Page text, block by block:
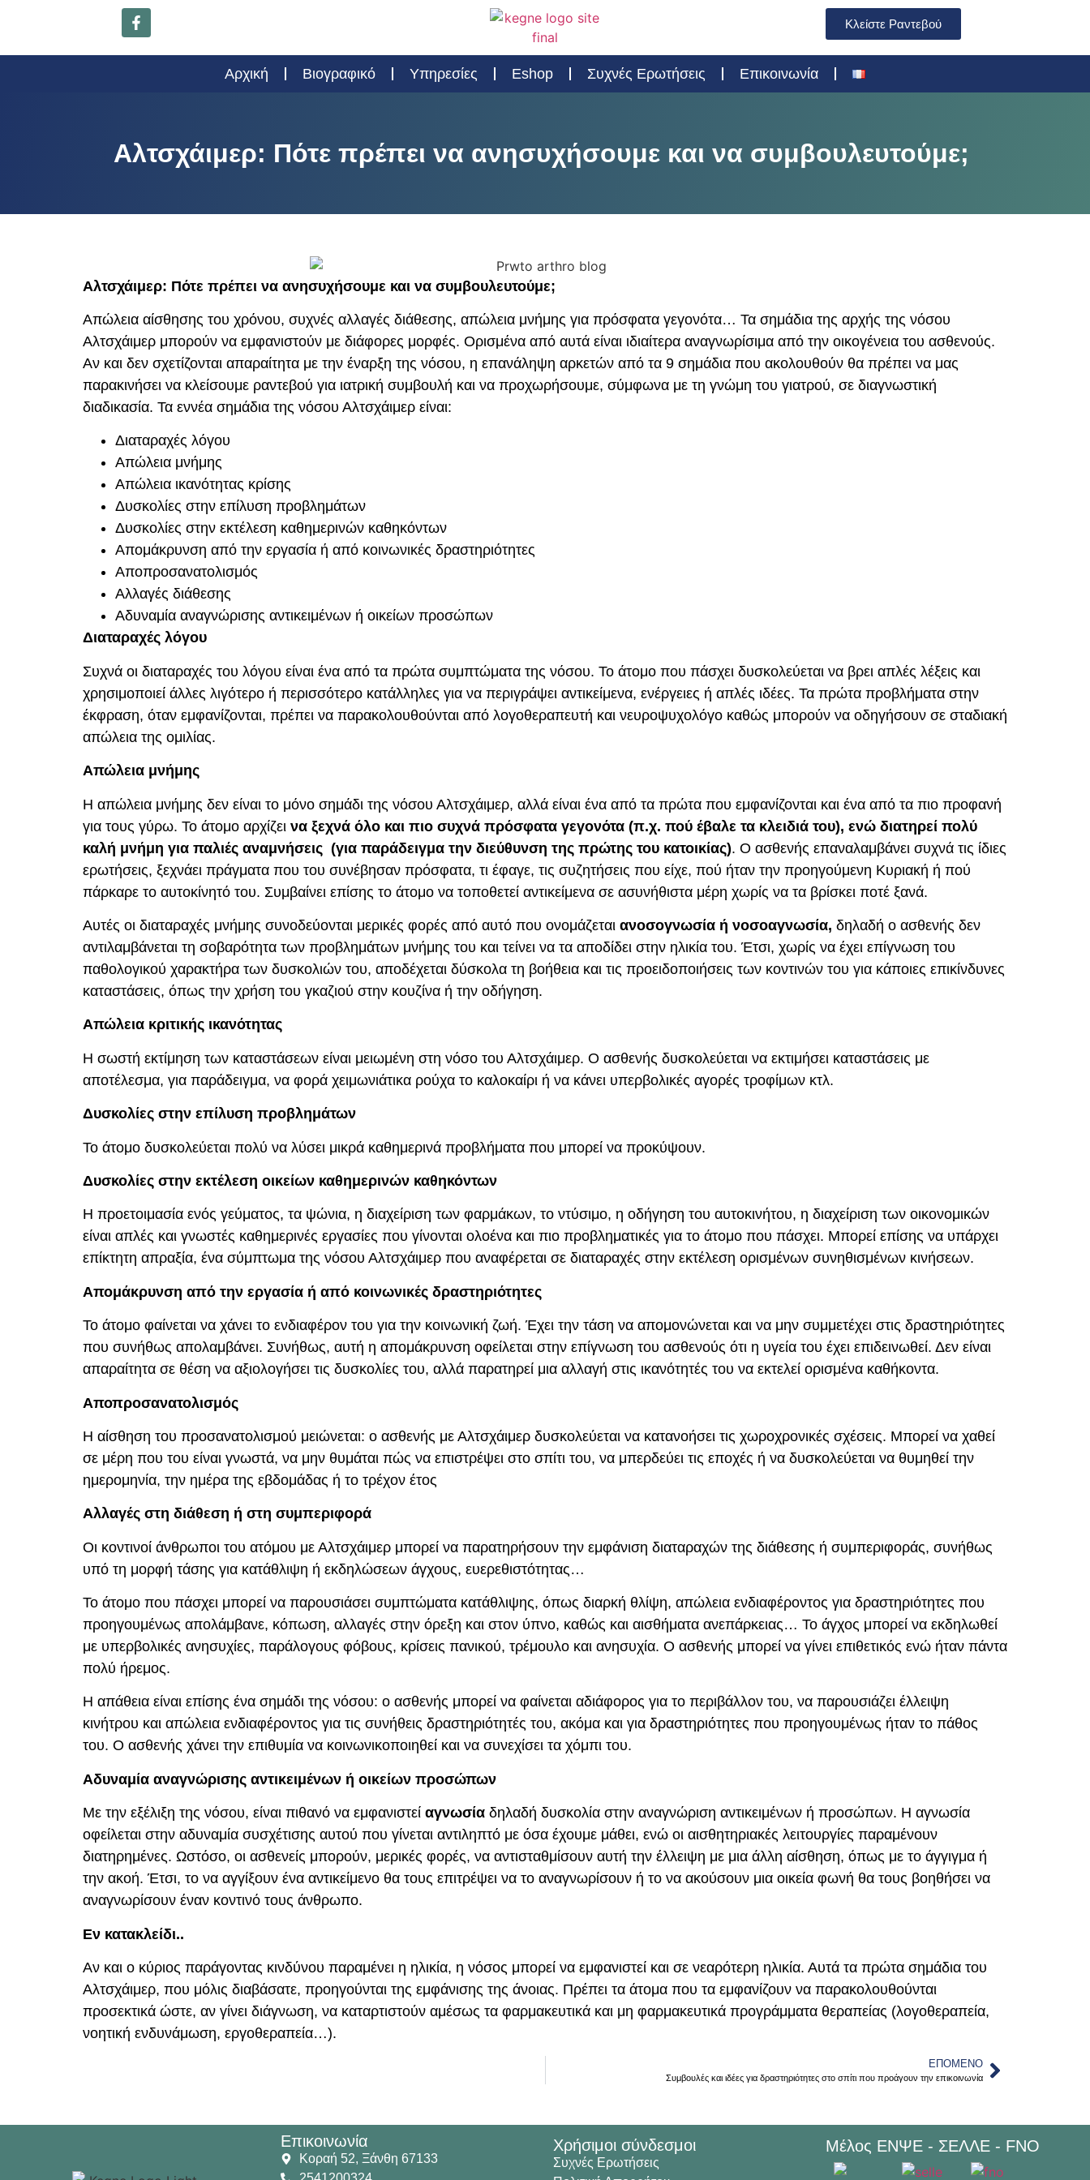
Κλείστε Ραντεβού
Αρχική Βιογραφικό Υπηρεσίες Eshop Συχνές Ερωτήσεις Επικοινωνία
Αλτσχάιμερ: Πότε πρέπει να ανησυχήσουμε και να συμβουλευτούμε;
Αλτσχάιμερ: Πότε πρέπει να ανησυχήσουμε και να συμβουλευτούμε;
Απώλεια αίσθησης του χρόνου, συχνές αλλαγές διάθεσης, απώλεια μνήμης για πρόσφατα γεγονότα… Τα σημάδια της αρχής της νόσου
Αλτσχάιμερ μπορούν να εμφανιστούν με διάφορες μορφές. Ορισμένα από αυτά είναι ιδιαίτερα αναγνωρίσιμα από την οικογένεια του ασθενούς.
Αν και δεν σχετίζονται απαραίτητα με την έναρξη της νόσου, η επανάληψη αρκετών από τα 9 σημάδια που ακολουθούν θα πρέπει να μας
παρακινήσει να κλείσουμε ραντεβού για ιατρική συμβουλή και να προχωρήσουμε, σύμφωνα με τη γνώμη του γιατρού, σε διαγνωστική
διαδικασία. Τα εννέα σημάδια της νόσου Αλτσχάιμερ είναι:
Διαταραχές λόγου
Απώλεια μνήμης
Απώλεια ικανότητας κρίσης
Δυσκολίες στην επίλυση προβλημάτων
Δυσκολίες στην εκτέλεση καθημερινών καθηκόντων
Απομάκρυνση από την εργασία ή από κοινωνικές δραστηριότητες
Αποπροσανατολισμός
Αλλαγές διάθεσης
Αδυναμία αναγνώρισης αντικειμένων ή οικείων προσώπων
Διαταραχές λόγου
Συχνά οι διαταραχές του λόγου είναι ένα από τα πρώτα συμπτώματα της νόσου. Το άτομο που πάσχει δυσκολεύεται να βρει απλές λέξεις και
χρησιμοποιεί άλλες λιγότερο ή περισσότερο κατάλληλες για να περιγράψει αντικείμενα, ενέργειες ή απλές ιδέες. Τα πρώτα προβλήματα στην
έκφραση, όταν εμφανίζονται, πρέπει να παρακολουθούνται από λογοθεραπευτή και νευροψυχολόγο καθώς μπορούν να οδηγήσουν σε σταδιακή
απώλεια της ομιλίας.
Απώλεια μνήμης
Η απώλεια μνήμης δεν είναι το μόνο σημάδι της νόσου Αλτσχάιμερ, αλλά είναι ένα από τα πρώτα που εμφανίζονται και ένα από τα πιο προφανή
για τους γύρω. Το άτομο αρχίζει να ξεχνά όλο και πιο συχνά πρόσφατα γεγονότα (π.χ. πού έβαλε τα κλειδιά του), ενώ διατηρεί πολύ
καλή μνήμη για παλιές αναμνήσεις (για παράδειγμα την διεύθυνση της πρώτης του κατοικίας). Ο ασθενής επαναλαμβάνει συχνά τις ίδιες
ερωτήσεις, ξεχνάει πράγματα που του συνέβησαν πρόσφατα, τι έφαγε, τις συζητήσεις που είχε, πού ήταν την προηγούμενη Κυριακή ή πού
πάρκαρε το αυτοκίνητό του. Συμβαίνει επίσης το άτομο να τοποθετεί αντικείμενα σε ασυνήθιστα μέρη χωρίς να τα βρίσκει ποτέ ξανά.
Αυτές οι διαταραχές μνήμης συνοδεύονται μερικές φορές από αυτό που ονομάζεται ανοσογνωσία ή νοσοαγνωσία, δηλαδή ο ασθενής δεν
αντιλαμβάνεται τη σοβαρότητα των προβλημάτων μνήμης του και τείνει να τα αποδίδει στην ηλικία του. Έτσι, χωρίς να έχει επίγνωση του
παθολογικού χαρακτήρα των δυσκολιών του, αποδέχεται δύσκολα τη βοήθεια και τις προειδοποιήσεις των κοντινών του για κάποιες επικίνδυνες
καταστάσεις, όπως την χρήση του γκαζιού στην κουζίνα ή την οδήγηση.
Απώλεια κριτικής ικανότητας
Η σωστή εκτίμηση των καταστάσεων είναι μειωμένη στη νόσο του Αλτσχάιμερ. Ο ασθενής δυσκολεύεται να εκτιμήσει καταστάσεις με
αποτέλεσμα, για παράδειγμα, να φορά χειμωνιάτικα ρούχα το καλοκαίρι ή να κάνει υπερβολικές αγορές τροφίμων κτλ.
Δυσκολίες στην επίλυση προβλημάτων
Το άτομο δυσκολεύεται πολύ να λύσει μικρά καθημερινά προβλήματα που μπορεί να προκύψουν.
Δυσκολίες στην εκτέλεση οικείων καθημερινών καθηκόντων
Η προετοιμασία ενός γεύματος, τα ψώνια, η διαχείριση των φαρμάκων, το ντύσιμο, η οδήγηση του αυτοκινήτου, η διαχείριση των οικονομικών
είναι απλές και γνωστές καθημερινές εργασίες που γίνονται ολοένα και πιο προβληματικές για το άτομο που πάσχει. Μπορεί επίσης να υπάρχει
επίκτητη απραξία, ένα σύμπτωμα της νόσου Αλτσχάιμερ που αναφέρεται σε διαταραχές στην εκτέλεση ορισμένων συνηθισμένων κινήσεων.
Απομάκρυνση από την εργασία ή από κοινωνικές δραστηριότητες
Το άτομο φαίνεται να χάνει το ενδιαφέρον του για την κοινωνική ζωή. Έχει την τάση να απομονώνεται και να μην συμμετέχει στις δραστηριότητες
που συνήθως απολαμβάνει. Συνήθως, αυτή η απομάκρυνση οφείλεται στην επίγνωση του ασθενούς ότι η υγεία του έχει επιδεινωθεί. Δεν είναι
απαραίτητα σε θέση να αξιολογήσει τις δυσκολίες του, αλλά παρατηρεί μια αλλαγή στις ικανότητές του να εκτελεί ορισμένα καθήκοντα.
Αποπροσανατολισμός
Η αίσθηση του προσανατολισμού μειώνεται: ο ασθενής με Αλτσχάιμερ δυσκολεύεται να κατανοήσει τις χωροχρονικές σχέσεις. Μπορεί να χαθεί
σε μέρη που του είναι γνωστά, να μην θυμάται πώς να επιστρέψει στο σπίτι του, να μπερδεύει τις εποχές ή να δυσκολεύεται να θυμηθεί την
ημερομηνία, την ημέρα της εβδομάδας ή το τρέχον έτος
Αλλαγές στη διάθεση ή στη συμπεριφορά
Οι κοντινοί άνθρωποι του ατόμου με Αλτσχάιμερ μπορεί να παρατηρήσουν την εμφάνιση διαταραχών της διάθεσης ή συμπεριφοράς, συνήθως
υπό τη μορφή τάσης για κατάθλιψη ή εκδηλώσεων άγχους, ευερεθιστότητας…
Το άτομο που πάσχει μπορεί να παρουσιάσει συμπτώματα κατάθλιψης, όπως διαρκή θλίψη, απώλεια ενδιαφέροντος για δραστηριότητες που
προηγουμένως απολάμβανε, κόπωση, αλλαγές στην όρεξη και στον ύπνο, καθώς και αισθήματα ανεπάρκειας… Το άγχος μπορεί να εκδηλωθεί
με υπερβολικές ανησυχίες, παράλογους φόβους, κρίσεις πανικού, τρέμουλο και ανησυχία. Ο ασθενής μπορεί να γίνει επιθετικός ενώ ήταν πάντα
πολύ ήρεμος.
Η απάθεια είναι επίσης ένα σημάδι της νόσου: ο ασθενής μπορεί να φαίνεται αδιάφορος για το περιβάλλον του, να παρουσιάζει έλλειψη
κινήτρου και απώλεια ενδιαφέροντος για τις συνήθεις δραστηριότητές του, ακόμα και για δραστηριότητες που προηγουμένως ήταν το πάθος
του. Ο ασθενής χάνει την επιθυμία να κοινωνικοποιηθεί και να συνεχίσει τα χόμπι του.
Αδυναμία αναγνώρισης αντικειμένων ή οικείων προσώπων
Με την εξέλιξη της νόσου, είναι πιθανό να εμφανιστεί αγνωσία δηλαδή δυσκολία στην αναγνώριση αντικειμένων ή προσώπων. Η αγνωσία
οφείλεται στην αδυναμία συσχέτισης αυτού που γίνεται αντιληπτό με όσα έχουμε μάθει, ενώ οι αισθητηριακές λειτουργίες παραμένουν
διατηρημένες. Ωστόσο, οι ασθενείς μπορούν, μερικές φορές, να αντισταθμίσουν αυτή την έλλειψη με μια άλλη αίσθηση, όπως με το άγγιγμα ή
την ακοή. Έτσι, το να αγγίξουν ένα αντικείμενο θα τους επιτρέψει να το αναγνωρίσουν ή το να ακούσουν μια οικεία φωνή θα τους βοηθήσει να
αναγνωρίσουν έναν κοντινό τους άνθρωπο.
Εν κατακλείδι..
Αν και ο κύριος παράγοντας κινδύνου παραμένει η ηλικία, η νόσος μπορεί να εμφανιστεί και σε νεαρότερη ηλικία. Αυτά τα πρώτα σημάδια του
Αλτσχάιμερ, που μόλις διαβάσατε, προηγούνται της εμφάνισης της άνοιας. Πρέπει τα άτομα που τα εμφανίζουν να παρακολουθούνται
προσεκτικά ώστε, αν γίνει διάγνωση, να καταρτιστούν αμέσως τα φαρμακευτικά και μη φαρμακευτικά προγράμματα θεραπείας (λογοθεραπεία,
νοητική ενδυνάμωση, εργοθεραπεία…).
ΕΠΌΜΕΝΟ
Συμβουλές και ιδέες για δραστηριότητες στο σπίτι που προάγουν την επικοινωνία
Επικοινωνία
Κοραή 52, Ξάνθη 67133
Χρήσιμοι σύνδεσμοι
Συχνές Ερωτήσεις
Μέλος ΕΝΨΕ - ΣΕΛΛΕ - FNO